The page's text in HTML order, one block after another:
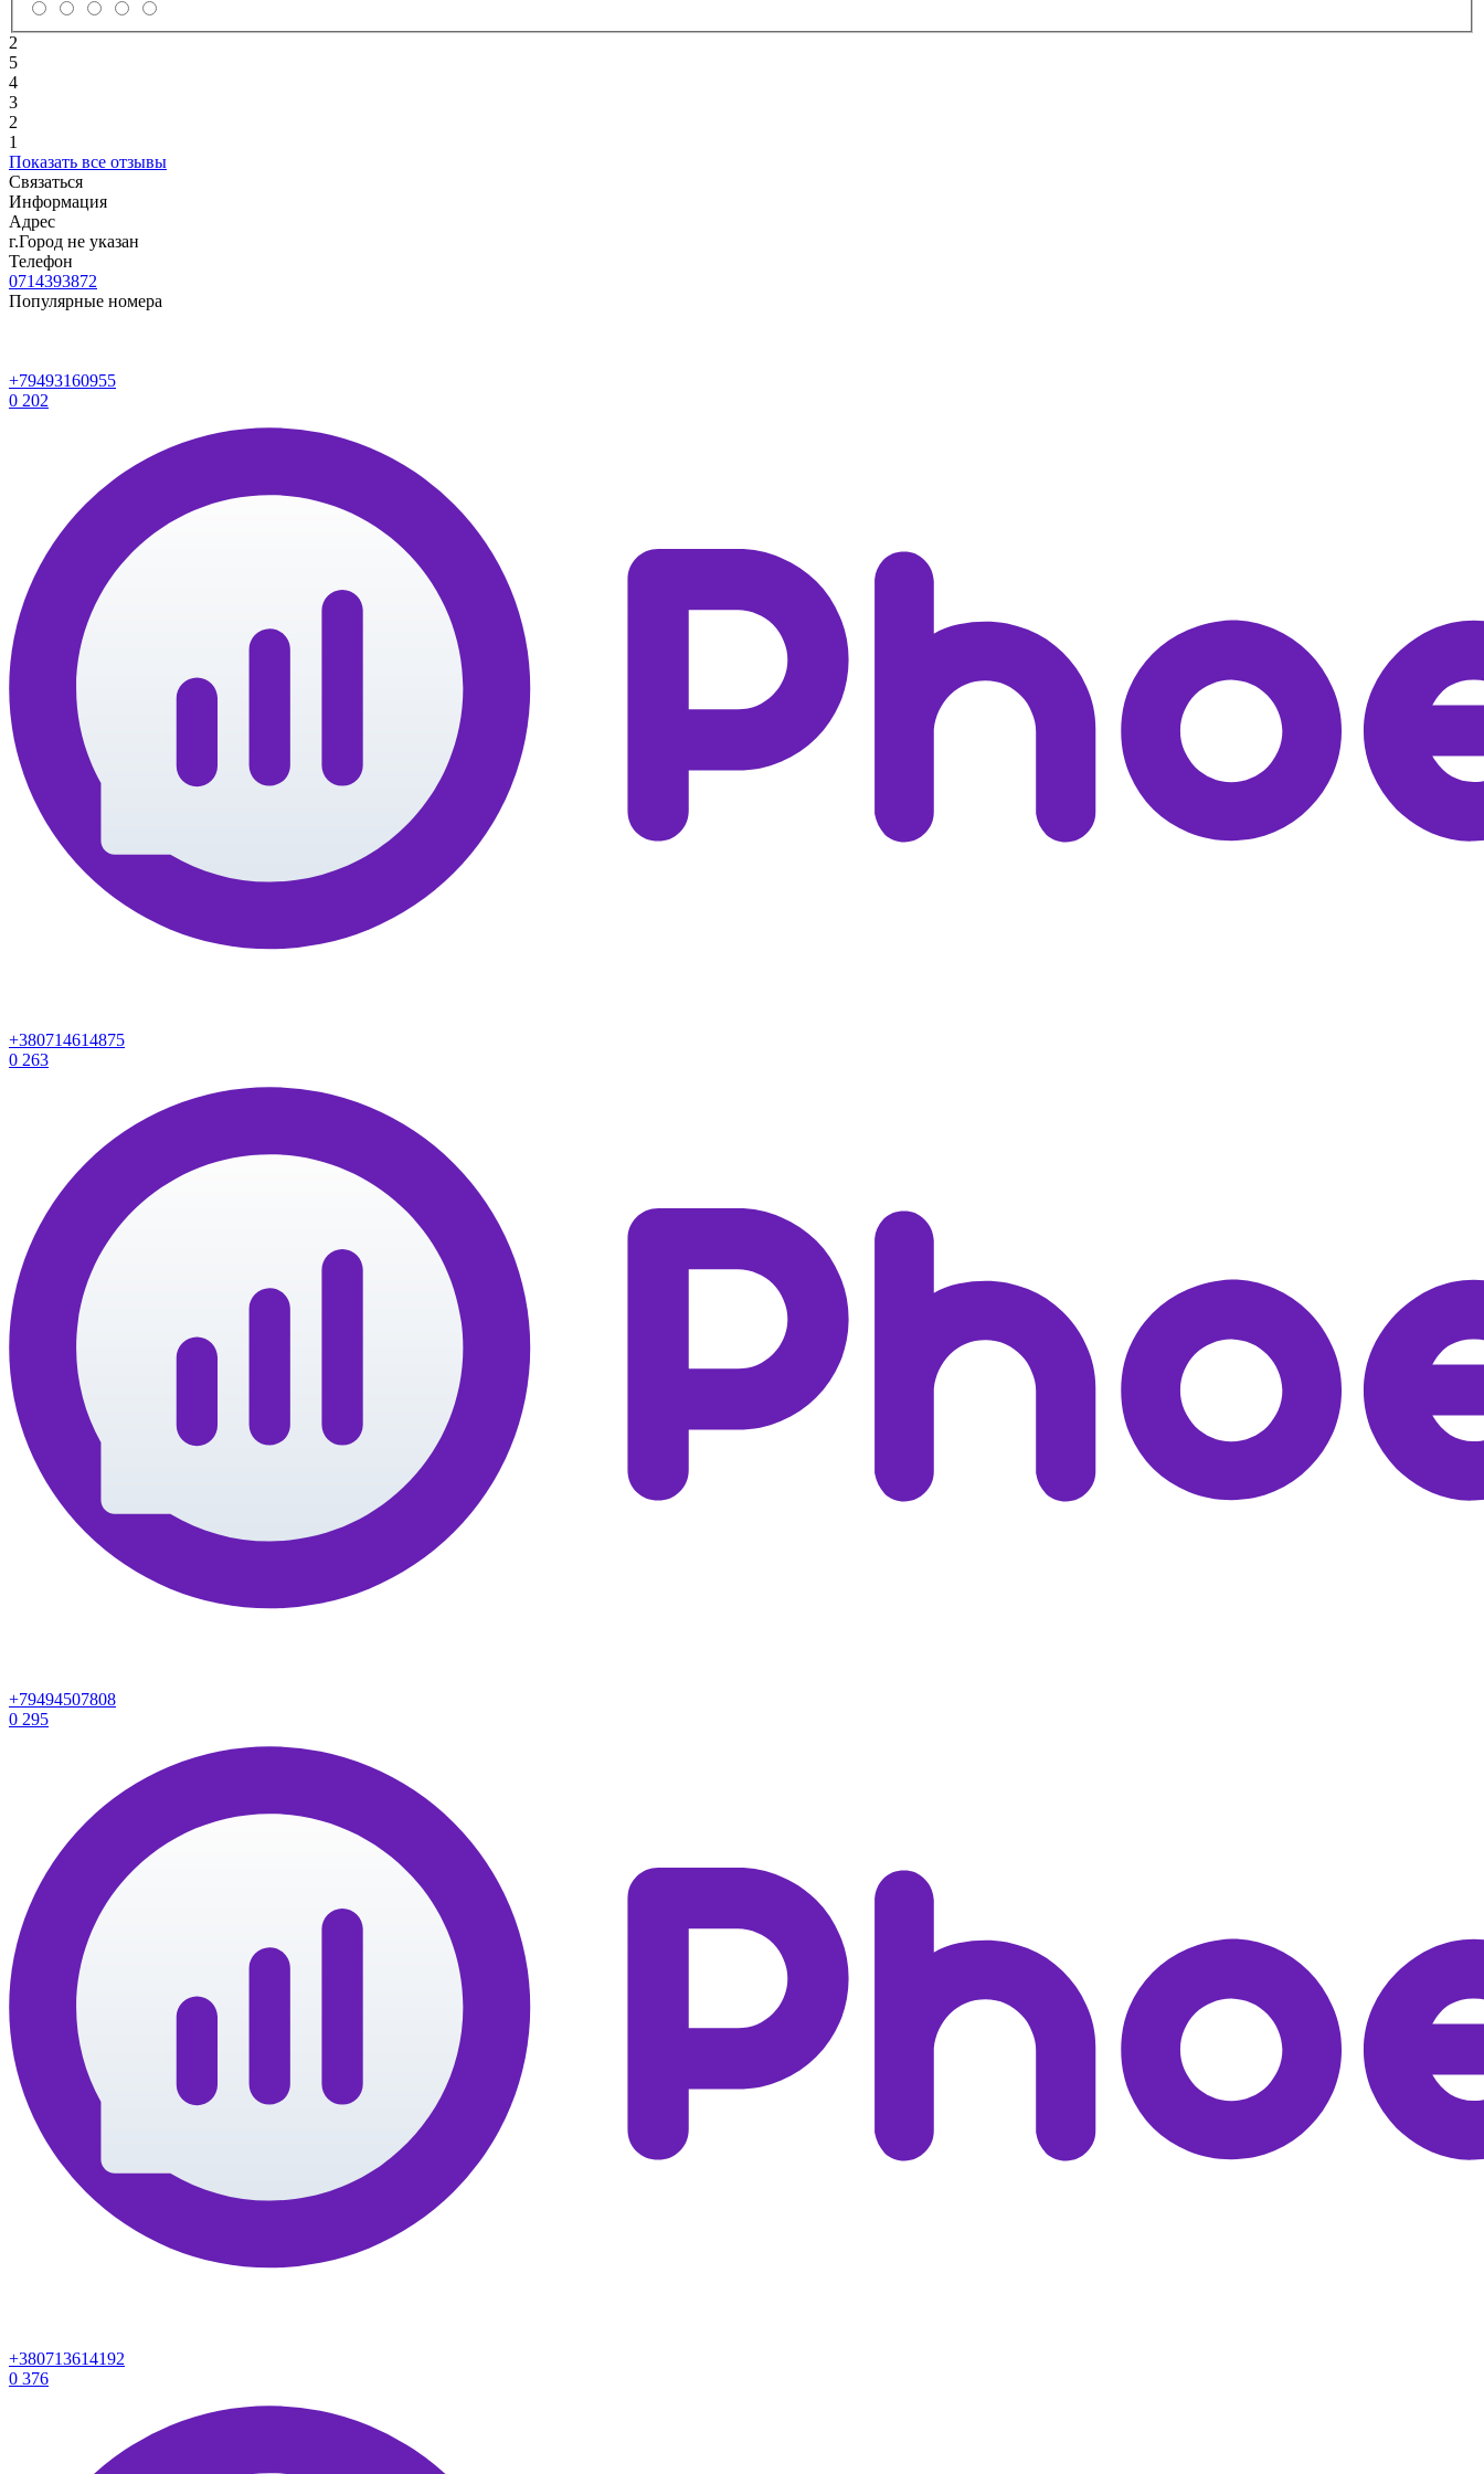
2
5
4
3
2
1
Показать все отзывы
Связаться
Информация
Адрес
г.Город не указан
Телефон
0714393872
Популярные номера
+79493160955
0 202
+380714614875
0 263
+79494507808
0 295
+380713614192
0 376